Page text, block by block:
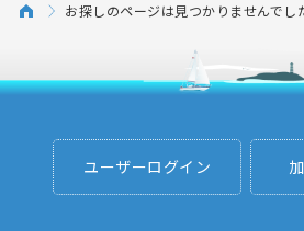
お探しのページは見つかりませんでし
ユーザーログイン